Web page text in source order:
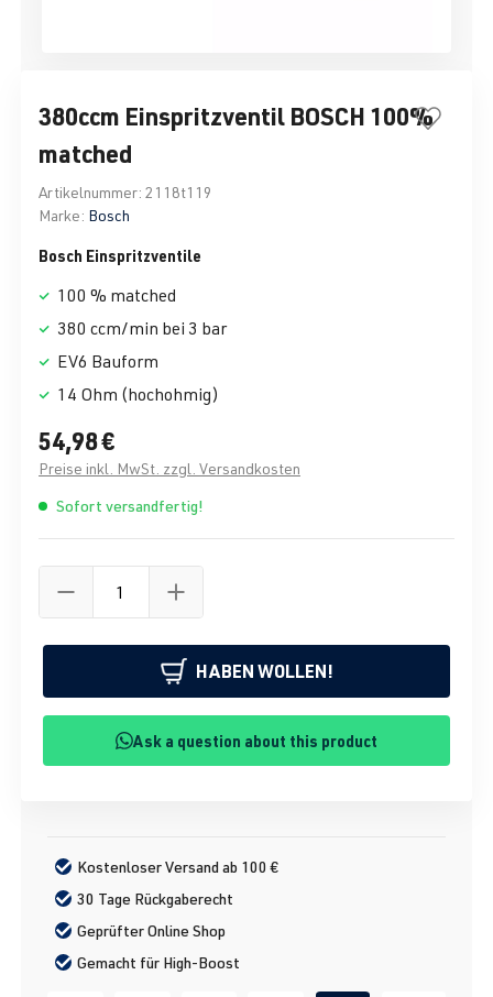
380ccm Einspritzventil BOSCH 100%
matched
Artikelnummer: 2118t119
Marke: Bosch
Bosch Einspritzventile
100 % matched
380 ccm/min bei 3 bar
EV6 Bauform
14 Ohm (hochohmig)
54,98 €
Preise inkl. MwSt. zzgl. Versandkosten
Sofort versandfertig!
HABEN WOLLEN!
Ask a question about this product
Kostenloser Versand ab 100 €
30 Tage Rückgaberecht
Geprüfter Online Shop
Gemacht für High-Boost